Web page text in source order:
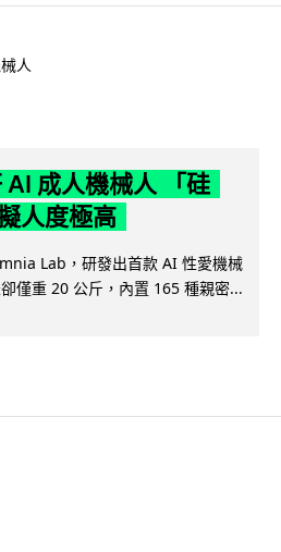
人
成人機械人 「硅
人度極高
Lab，研發出首款 AI 性愛機械
僅重 20 公斤，內置 165 種親密...